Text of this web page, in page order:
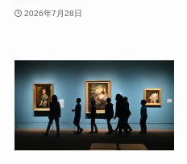
2026年7月28日